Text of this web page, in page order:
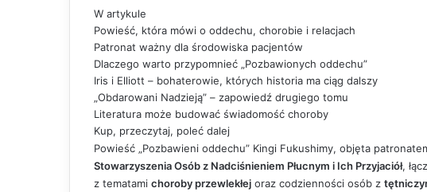
W artykule
Powieść, która mówi o oddechu, chorobie i relacjach
Patronat ważny dla środowiska pacjentów
Dlaczego warto przypomnieć „Pozbawionych oddechu”
Iris i Elliott – bohaterowie, których historia ma ciąg dalszy
„Obdarowani Nadzieją” – zapowiedź drugiego tomu
Literatura może budować świadomość choroby
Kup, przeczytaj, poleć dalej
Powieść „Pozbawieni oddechu” Kingi Fukushimy, objęta
Stowarzyszenia Osób z Nadciśnieniem Płucnym i Ich Przyjaciół,
z tematami choroby przewlekłej oraz codzienności osób z